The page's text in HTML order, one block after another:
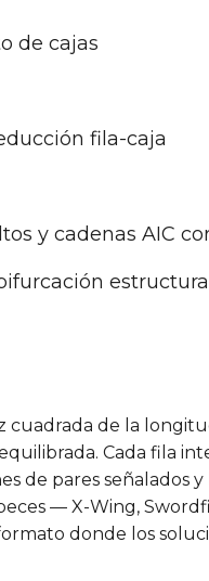
de cajas
fila-caja
y cadenas AIC
cuadrada de la
Cada fila
de pares señalados y
— X-Wing,
donde los